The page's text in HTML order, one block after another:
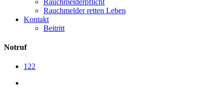
Rauchmelder retten Leben
Kontakt
Beitritt
Notruf
122